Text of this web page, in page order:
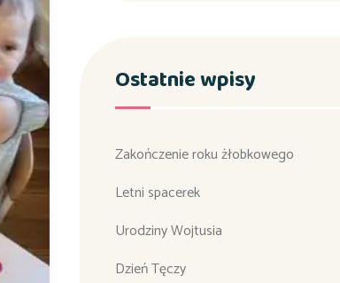
Ostatnie wpisy
Zakończenie roku żłobkowego
Letni spacerek
Urodziny Wojtusia
Dzień Tęczy